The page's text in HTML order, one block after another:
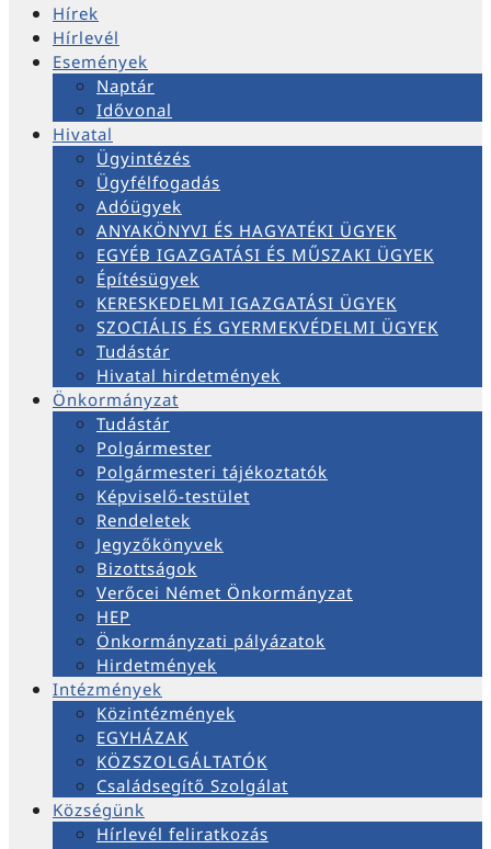
Hírek
Hírlevél
Események
Naptár
Idővonal
Hivatal
Ügyintézés
Ügyfélfogadás
Adóügyek
ANYAKÖNYVI ÉS HAGYATÉKI ÜGYEK
EGYÉB IGAZGATÁSI ÉS MŰSZAKI ÜGYEK
Építésügyek
KERESKEDELMI IGAZGATÁSI ÜGYEK
SZOCIÁLIS ÉS GYERMEKVÉDELMI ÜGYEK
Tudástár
Hivatal hirdetmények
Önkormányzat
Tudástár
Polgármester
Polgármesteri tájékoztatók
Képviselő-testület
Rendeletek
Jegyzőkönyvek
Bizottságok
Verőcei Német Önkormányzat
HEP
Önkormányzati pályázatok
Hirdetmények
Intézmények
Közintézmények
EGYHÁZAK
KÖZSZOLGÁLTATÓK
Családsegítő Szolgálat
Községünk
Hírlevél feliratkozás